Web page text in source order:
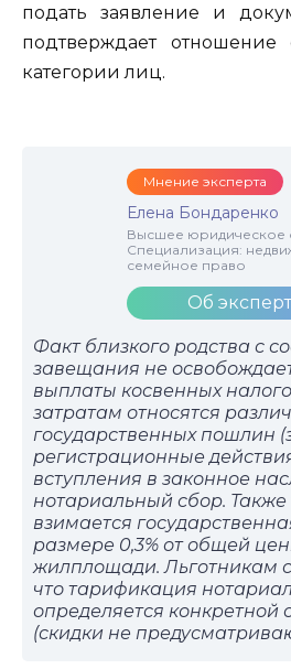
подать заявление и
подтверждает отношение
категории лиц.
Мнение эксперта
Елена Бондаренко
Высшее юридическое
Специализация:
семейное право
Об
Факт близкого родства с
завещания не
выплаты косвенных
затратам относятся
государственных пошлин
регистрационные
вступления в законное
нотариальный сбор.
взимается
размере 0,3% от общей
жилплощади. Льготникам
что тарификация
определяется конкретной
(скидки не